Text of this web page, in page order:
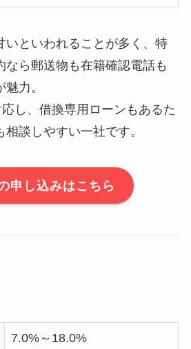
いといわれることが多く、特
なら郵送物も在籍確認電話も
力。
し、借換専用ローンもあるた
談しやすい一社です。
申し込みはこちら
7.0%～18.0%